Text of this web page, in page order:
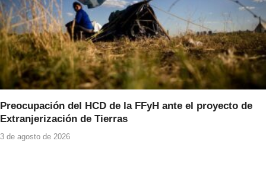
Preocupación del HCD de la FFyH ante el proyecto de
Extranjerización de Tierras
3 de agosto de 2026